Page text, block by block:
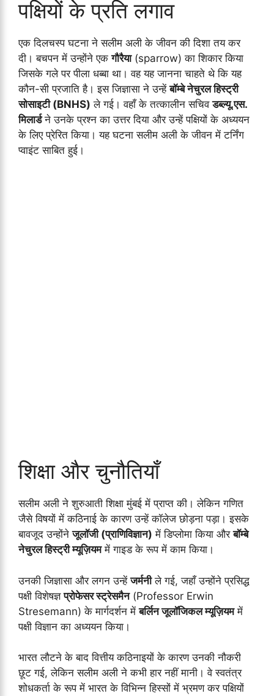
पक्षियों के प्रति लगाव
एक दिलचस्प घटना ने सलीम अली के जीवन की दिशा तय कर
दी। बचपन में उन्होंने एकगौरैया(sparrow) का शिकार किया
जिसके गले पर पीला धब्बा था। वह यह जानना चाहते थे कि यह
कौन-सी प्रजाति है। इस जिज्ञासा ने उन्हेंबॉम्बे नेचुरल हिस्ट्री
सोसाइटी (BNHS) ले गई। वहाँ के तत्कालीन सचिवडब्ल्यू.एस.
मिलार्डने उनके प्रश्न का उत्तर दिया और उन्हें पक्षियों के अध्ययन
के लिए प्रेरित किया। यह घटना सलीम अली के जीवन में टर्निंग
प्वाइंट साबित हुई।
शिक्षा और चुनौतियाँ
सलीम अली ने शुरुआती शिक्षा मुंबई में प्राप्त की। लेकिन गणित
जैसे विषयों में कठिनाई के कारण उन्हें कॉलेज छोड़ना पड़ा। इसके
बावजूद उन्होंनेजूलॉजी (प्राणिविज्ञान) में डिप्लोमा किया औरबॉम्बे
नेचुरल हिस्ट्री म्यूज़ियममें गाइड के रूप में काम किया।
उनकी जिज्ञासा और लगन उन्हेंजर्मनीले गई, जहाँ उन्होंने प्रसिद्ध
पक्षी विशेषज्ञप्रोफेसर स्ट्रेसमैन(Professor Erwin
Stresemann) के मार्गदर्शन मेंबर्लिन जूलॉजिकल म्यूज़ियममें
पक्षी विज्ञान का अध्ययन किया।
भारत लौटने के बाद वित्तीय कठिनाइयों के कारण उनकी नौकरी
छूट गई, लेकिन सलीम अली ने कभी हार नहीं मानी। वे स्वतंत्र
शोधकर्ता के रूप में भारत के विभिन्न हिस्सों में भ्रमण कर पक्षियों